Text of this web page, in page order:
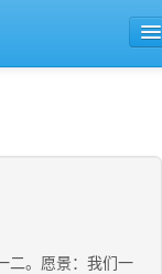
二。愿景：我们一